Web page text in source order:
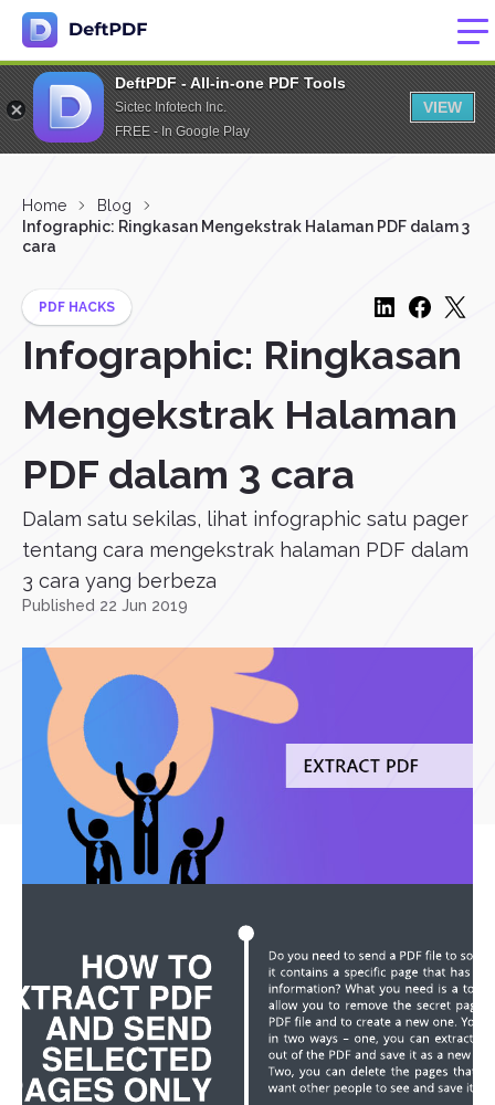
DeftPDF - All-in-one PDF Tools
Sictec Infotech Inc.
FREE - In Google Play
VIEW
Home
Blog
Infographic: Ringkasan Mengekstrak Halaman PDF dalam 3
cara
PDF HACKS
Infographic: Ringkasan
Mengekstrak Halaman
PDF dalam 3 cara
Dalam satu sekilas, lihat infographic satu pager
tentang cara mengekstrak halaman PDF dalam
3 cara yang berbeza
Published 22 Jun 2019